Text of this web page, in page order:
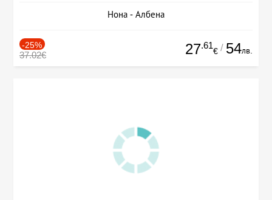
Нона - Албена
-25%
37.02€ 27.61
€ / 54лв.